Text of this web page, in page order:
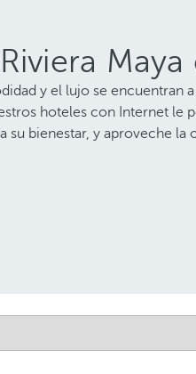
y el lujo se
hoteles con Internet
bienestar, y aproveche